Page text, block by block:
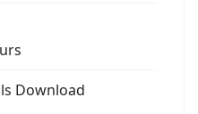
Download